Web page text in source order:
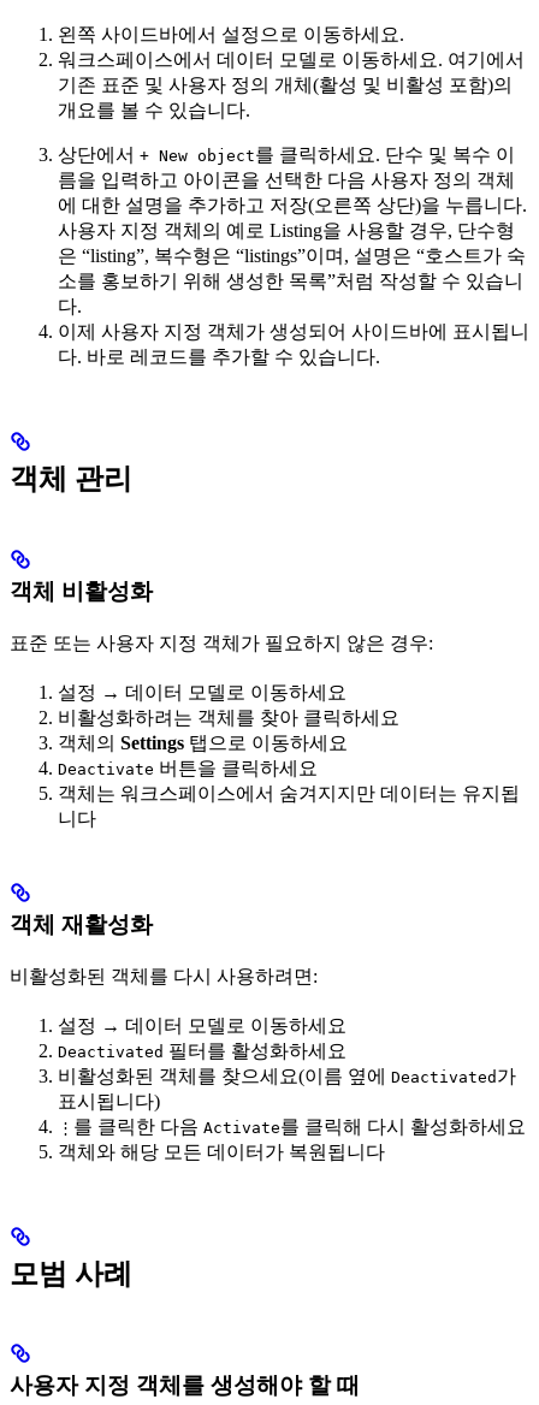
왼쪽 사이드바에서 설정으로 이동하세요.
워크스페이스에서 데이터 모델로 이동하세요. 여기에서
기존 표준 및 사용자 정의 개체(활성 및 비활성 포함)의
개요를 볼 수 있습니다.
상단에서 + New object를 클릭하세요. 단수 및 복수 이
름을 입력하고 아이콘을 선택한 다음 사용자 정의 객체
에 대한 설명을 추가하고 저장(오른쪽 상단)을 누릅니다.
사용자 지정 객체의 예로 Listing을 사용할 경우, 단수형
은 “listing”, 복수형은 “listings”이며, 설명은 “호스트가 숙
소를 홍보하기 위해 생성한 목록”처럼 작성할 수 있습니
다.
이제 사용자 지정 객체가 생성되어 사이드바에 표시됩니
다. 바로 레코드를 추가할 수 있습니다.
객체 관리
객체 비활성화
표준 또는 사용자 지정 객체가 필요하지 않은 경우:
설정 → 데이터 모델로 이동하세요
비활성화하려는 객체를 찾아 클릭하세요
객체의 Settings 탭으로 이동하세요
Deactivate 버튼을 클릭하세요
객체는 워크스페이스에서 숨겨지지만 데이터는 유지됩
니다
객체 재활성화
비활성화된 객체를 다시 사용하려면:
설정 → 데이터 모델로 이동하세요
Deactivated 필터를 활성화하세요
비활성화된 객체를 찾으세요(이름 옆에 Deactivated 가
표시됩니다)
⋮ 를 클릭한 다음 Activate를 클릭해 다시 활성화하세요
객체와 해당 모든 데이터가 복원됩니다
모범 사례
사용자 지정 객체를 생성해야 할 때